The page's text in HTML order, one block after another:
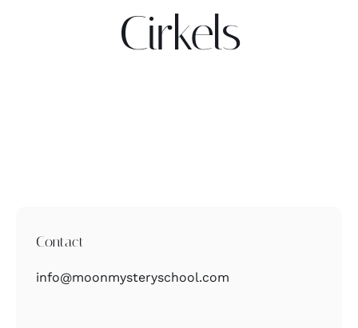
Contact
Cirkels
Contact
info@moonmysteryschool.com